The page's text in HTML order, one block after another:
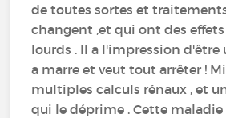
de toutes sortes et
changent ,et qui ont des
lourds . Il a l'impression d'être
a marre et veut tout arrêter !
multiples calculs rénaux , et
qui le déprime . Cette maladie